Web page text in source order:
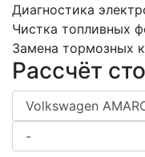
Диагностика
Чистка топливных
Замена тормозных
Рассчёт